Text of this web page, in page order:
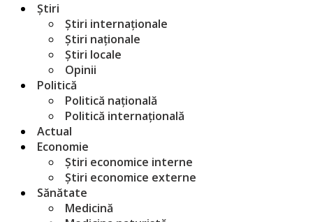
Știri
Știri internaționale
Știri naționale
Știri locale
Opinii
Politică
Politică națională
Politică internațională
Actual
Economie
Știri economice interne
Știri economice externe
Sănătate
Medicină